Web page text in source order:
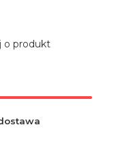
o produkt